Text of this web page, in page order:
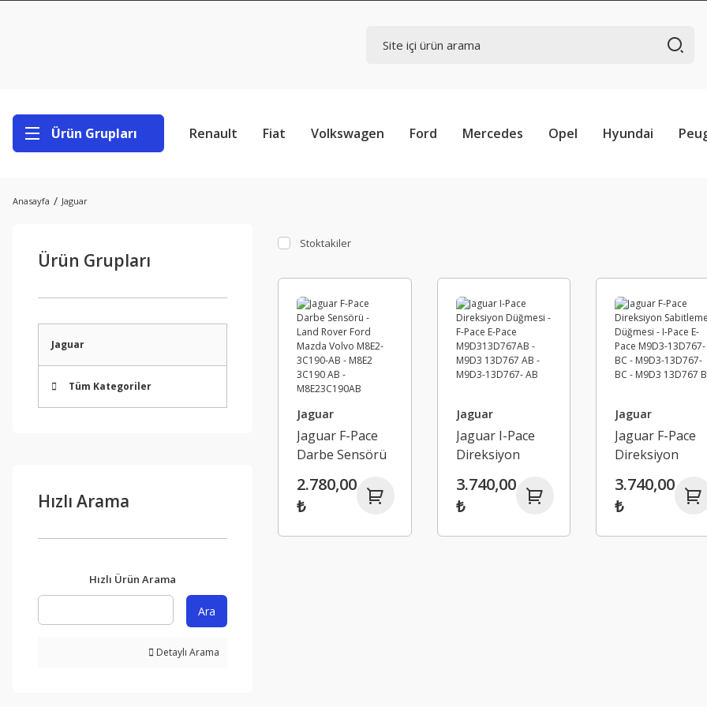
Ürün Grupları Renault Fiat Volkswagen Ford Mercedes Opel Hyundai
Anasayfa Jaguar
Ürün Grupları
Jaguar
Tüm Kategoriler
Hızlı Arama
Hızlı Ürün Arama
Ara
Detaylı Arama
Stoktakiler
Jaguar
Jaguar F-Pace
Darbe Sensörü
Ford Mazda
Volvo M8E2-
2.780,00
₺
Jaguar
Jaguar I-Pace
Direksiyon
Pace E-Pace
M9D313D767AB
3.740,00
₺
Jaguar
Jaguar F-Pace
Direksiyon
Düğmesi - I-
Pace E-Pace
3.740,00
₺